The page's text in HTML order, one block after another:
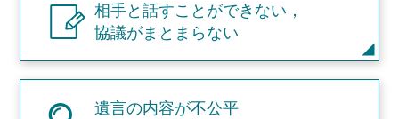
相手と話すことができない，
協議がまとまらない
遺言の内容が不公平